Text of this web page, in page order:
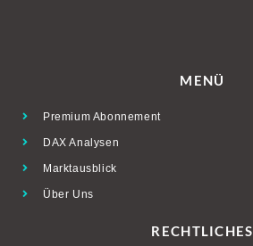
MENÜ
Premium Abonnement
DAX Analysen
Marktausblick
Über Uns
RECHTLICHES